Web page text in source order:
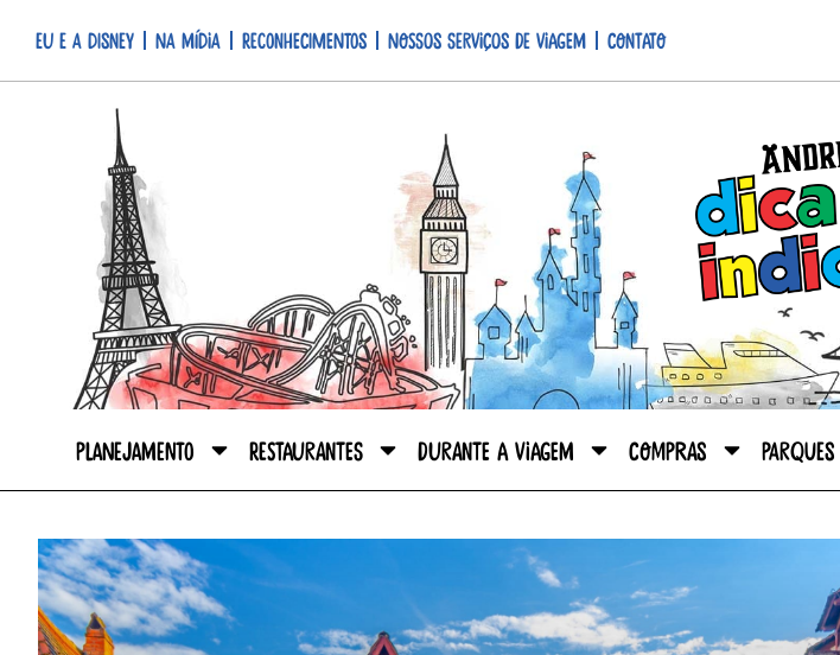
Eu e a Disney Na mídia Reconhecimentos Nossos serviços de viagem Contato
Planejamento Restaurantes Durante a Viagem Compras Parques